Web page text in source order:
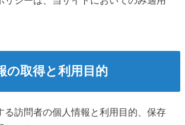
の取得と利用目的
る訪問者の個人情報と利用目的、保存